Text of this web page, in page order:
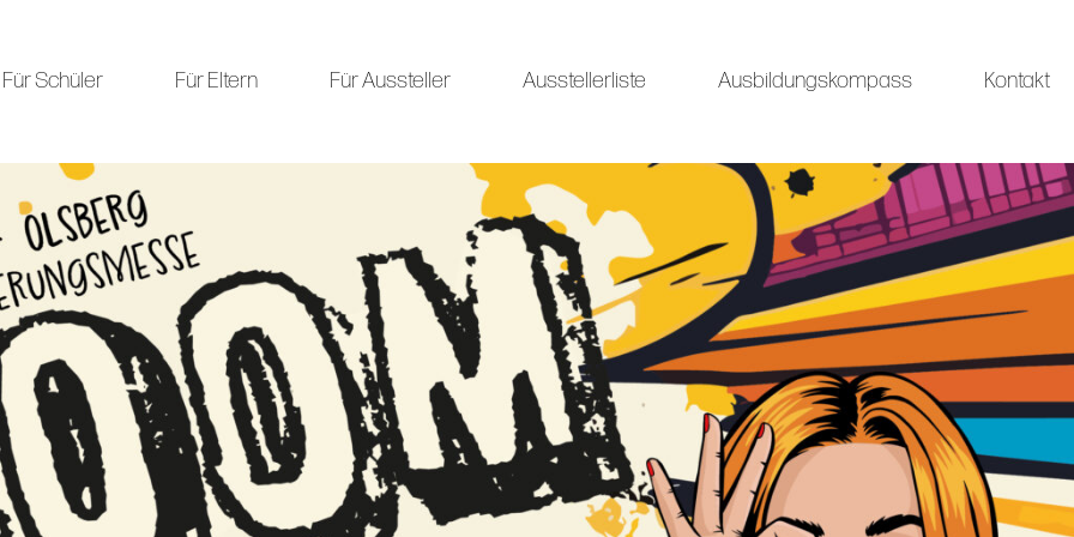
Für Schüler Für Eltern Für Aussteller Ausstellerliste Ausbildungskompass Kontakt